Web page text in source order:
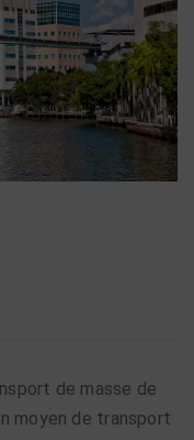
de masse de
moyen de transport